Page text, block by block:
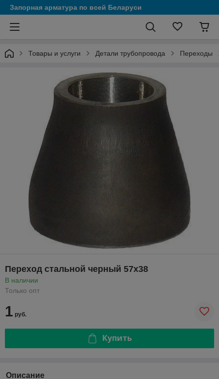
Запорная арматура по всей Беларуси
Товары и услуги Детали трубопровода Переходы
Переход стальной черный 57х38
В наличии
Только опт
1 руб.
Купить
Описание